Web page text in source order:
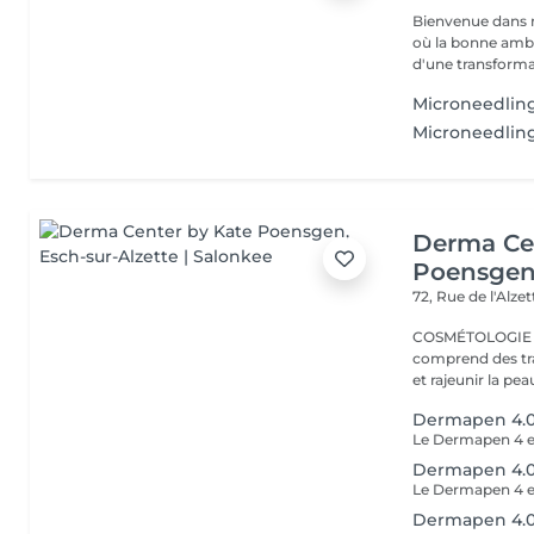
Bienvenue dans
où la bonne
d'une
Derma
Poensgen
72, Rue de
COSMÉTOLOGIE
comprend des
Dermapen
Dermapen
Dermapen